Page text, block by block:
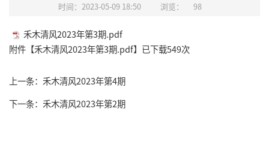
时间：2023-05-09 18:50 浏览： 98
禾木清风2023年第3期.pdf
附件【禾木清风2023年第3期.pdf】已下载549次
上一条： 禾木清风2023年第4期
下一条： 禾木清风2023年第2期